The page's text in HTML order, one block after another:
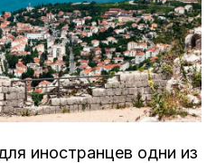
иностранцев одни из